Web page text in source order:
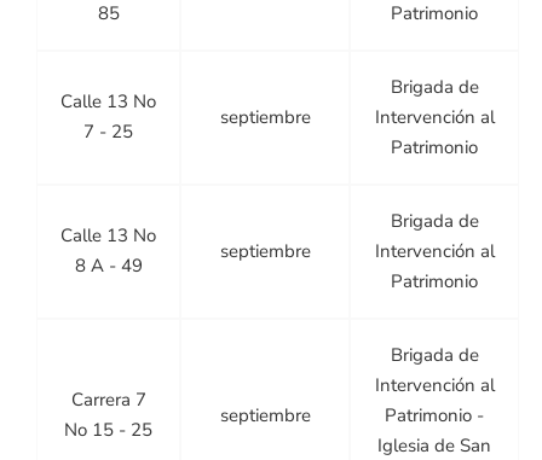
85
Patrimonio
Calle 13 No
7 - 25
septiembre
Brigada de
Intervención al
Patrimonio
Calle 13 No
8 A - 49
septiembre
Brigada de
Intervención al
Patrimonio
Carrera 7
No 15 - 25
septiembre
Brigada de
Intervención al
Patrimonio -
Iglesia de San